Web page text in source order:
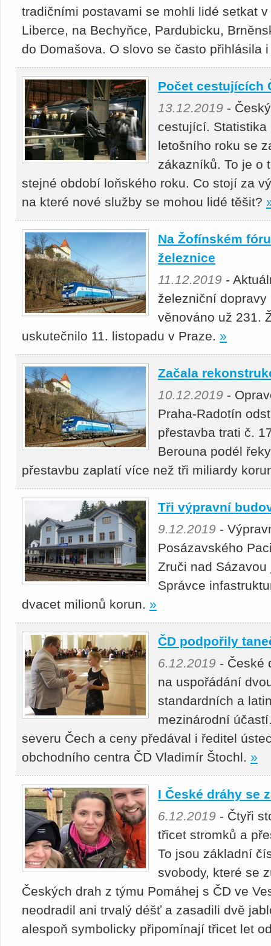
tradičními postavami se mohli lidé setkat
Liberce, na Bechyňce, Pardubicku,
do Domašova. O slovo se často přihlásila
Počet cestujících
13.12.2019 -
cestující.
letošního roku se
zákazníků. To je o
stejné období loňského roku. Co stojí za
na které nové služby se mohou lidé těšit?
Na Žofínském
železnice
11.12.2019 -
železniční
věnováno už 231.
uskutečnilo 11. listopadu v Praze. »
Začala
10.12.2019 -
Praha-Radotín
přestavba trati č.
Berouna podél
přestavbu zaplatí více než tři miliardy
Tři výpravní
9.12.2019 -
Posázavského
Zruči nad
Správce
dvacet milionů korun. »
ČD podpořily
6.12.2019 - České
na uspořádání
standardních a
mezinárodní
severu Čech a ceny předával i ředitel
obchodního centra ČD Vladimír Štochl. »
I České dráhy se
6.12.2019 - Čtyři
třicet stromků a
To jsou základní
svobody, které se
Českých drah z týmu Pomáhej s ČD ve
neodradil ani trvalý déšť a zasadili dvě
alespoň symbolicky připomínají třicet let